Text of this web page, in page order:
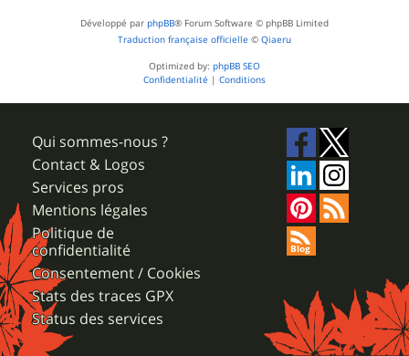
Développé par phpBB® Forum Software © phpBB Limited
Traduction française officielle © Qiaeru
Optimized by: phpBB SEO
Confidentialité | Conditions
Qui sommes-nous ?
Contact & Logos
Services pros
Mentions légales
Politique de
confidentialité
Consentement / Cookies
Stats des traces GPX
Status des services